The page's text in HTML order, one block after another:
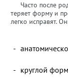
Часто после
теряет форму и
легко исправят.
круглой